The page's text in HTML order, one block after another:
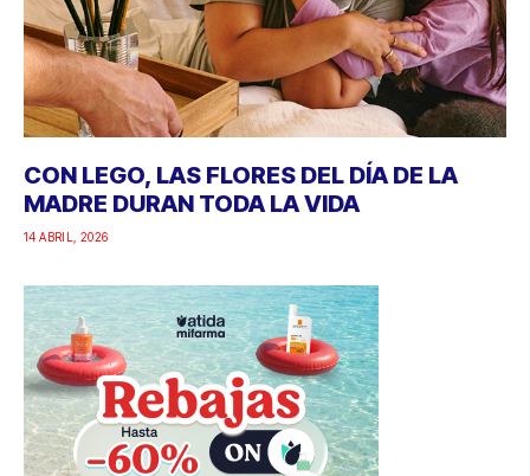
CON LEGO, LAS FLORES DEL DÍA DE LA
MADRE DURAN TODA LA VIDA
14 ABRIL, 2026